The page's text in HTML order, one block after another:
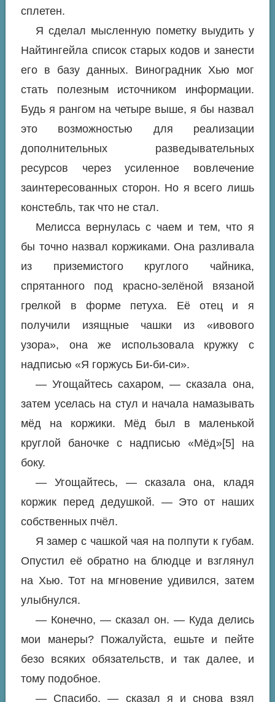
сплетен.
Я сделал мысленную пометку выудить у
Найтингейла список старых кодов и занести
его в базу данных. Виноградник Хью мог
стать полезным источником информации.
Будь я рангом на четыре выше, я бы назвал
это возможностью для реализации
дополнительных разведывательных
ресурсов через усиленное вовлечение
заинтересованных сторон. Но я всего лишь
констебль, так что не стал.
Мелисса вернулась с чаем и тем, что я
бы точно назвал коржиками. Она разливала
из приземистого круглого чайника,
спрятанного под красно-зелёной вязаной
грелкой в форме петуха. Её отец и я
получили изящные чашки из «ивового
узора», она же использовала кружку с
надписью «Я горжусь Би-би-си».
— Угощайтесь сахаром, — сказала она,
затем уселась на стул и начала намазывать
мёд на коржики. Мёд был в маленькой
круглой баночке с надписью «Мёд»[5] на
боку.
— Угощайтесь, — сказала она, кладя
коржик перед дедушкой. — Это от наших
собственных пчёл.
Я замер с чашкой чая на полпути к губам.
Опустил её обратно на блюдце и взглянул
на Хью. Тот на мгновение удивился, затем
улыбнулся.
— Конечно, — сказал он. — Куда делись
мои манеры? Пожалуйста, ешьте и пейте
безо всяких обязательств, и так далее, и
тому подобное.
— Спасибо, — сказал я и снова взял